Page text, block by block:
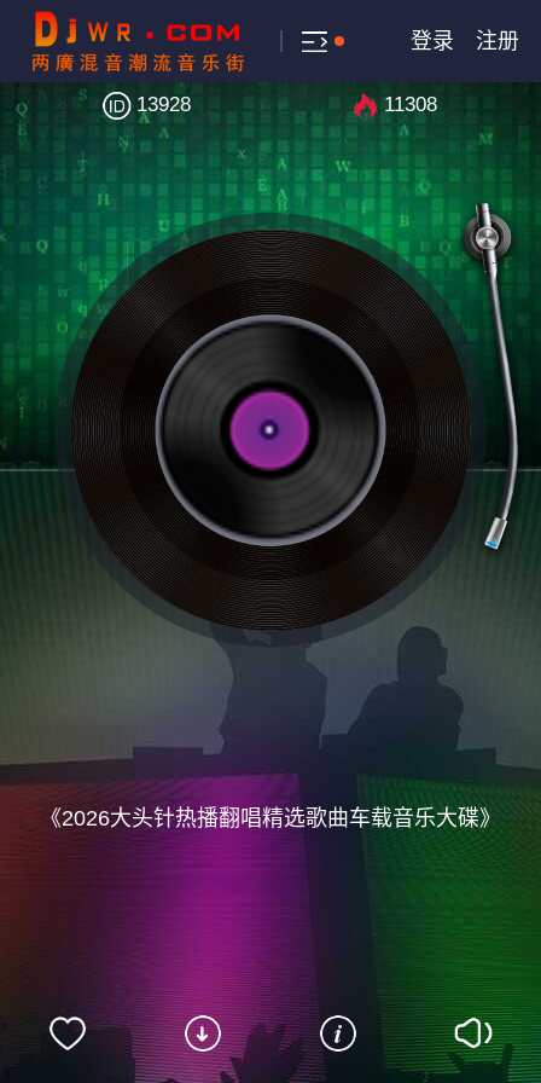
登录 注册
《2026大头针热播翻唱精选歌曲车载音乐大碟》
13928 11308